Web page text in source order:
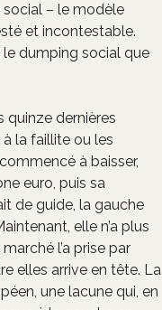
social – le modèle
et incontestable.
le dumping social que
quinze dernières
la faillite ou les
à baisser,
euro, puis sa
de guide, la gauche
elle n’a plus
l’a prise par
elles arrive en tête. La
une lacune qui, en